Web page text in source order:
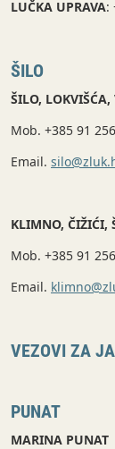
LUČKA UPRAVA:
ŠILO
ŠILO, LOKVIŠĆA,
Mob. +385 91
Email.
KLIMNO, ČIŽIĆI,
Mob. +385 91
Email.
VEZOVI ZA
PUNAT
MARINA PUNAT